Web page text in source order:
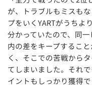
が、トラブルもミスも
プをいくYARTがうちよ
分かっていたので、同
内の差をキープするこ
く、そこでの苦戦から
てしまいました。それ
イントもしっかり獲得で